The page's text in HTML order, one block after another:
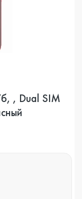
, Dual SIM